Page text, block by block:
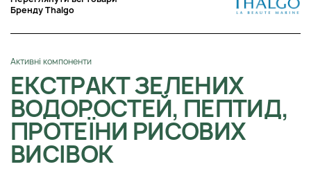
Бренду Thalgo
Активні компоненти
ЕКСТРАКТ ЗЕЛЕНИХ
ВОДОРОСТЕЙ, ПЕПТИД,
ПРОТЕЇНИ РИСОВИХ
ВИСІВОК